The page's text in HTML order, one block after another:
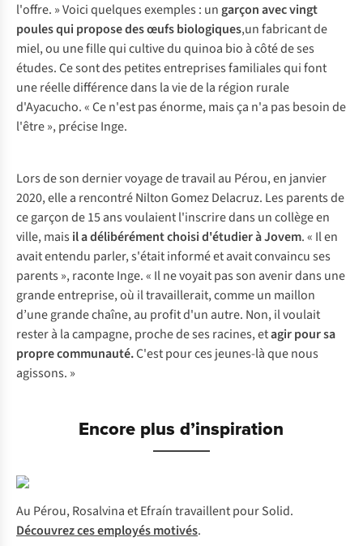
l'offre. » Voici quelques exemples : un garçon avec vingt
poules qui propose des œufs biologiques,un fabricant de
miel, ou une fille qui cultive du quinoa bio à côté de ses
études. Ce sont des petites entreprises familiales qui font
une réelle différence dans la vie de la région rurale
d'Ayacucho. « Ce n'est pas énorme, mais ça n'a pas besoin de
l'être », précise Inge.
Lors de son dernier voyage de travail au Pérou, en janvier
2020, elle a rencontré Nilton Gomez Delacruz. Les parents de
ce garçon de 15 ans voulaient l'inscrire dans un collège en
ville, mais il a délibérément choisi d'étudier à Jovem. « Il en
avait entendu parler, s'était informé et avait convaincu ses
parents », raconte Inge. « Il ne voyait pas son avenir dans une
grande entreprise, où il travaillerait, comme un maillon
d’une grande chaîne, au profit d'un autre. Non, il voulait
rester à la campagne, proche de ses racines, etagir pour sa
propre communauté.C'est pour ces jeunes-là que nous
agissons. »
Encore plus d’inspiration
Au Pérou, Rosalvina et Efraín travaillent pour Solid.
Découvrez ces employés motivés.